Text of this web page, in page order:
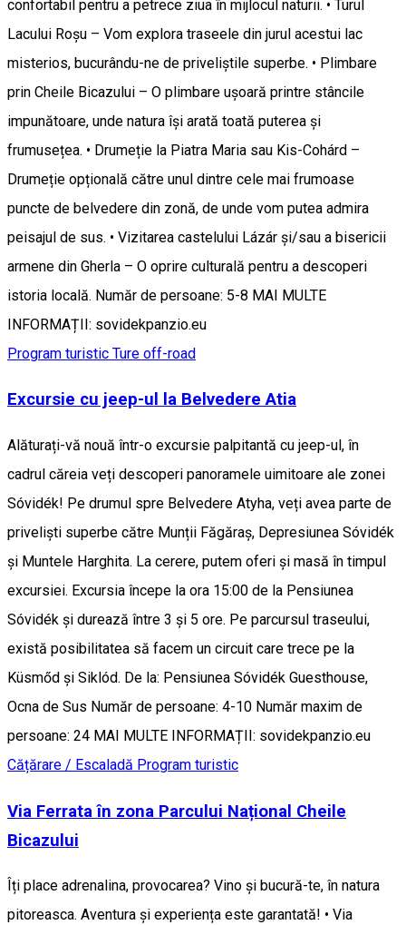
confortabil pentru a petrece ziua în mijlocul naturii. • Turul
Lacului Roșu – Vom explora traseele din jurul acestui lac
misterios, bucurându-ne de priveliștile superbe. • Plimbare
prin Cheile Bicazului – O plimbare ușoară printre stâncile
impunătoare, unde natura își arată toată puterea și
frumusețea. • Drumeție la Piatra Maria sau Kis-Cohárd –
Drumeție opțională către unul dintre cele mai frumoase
puncte de belvedere din zonă, de unde vom putea admira
peisajul de sus. • Vizitarea castelului Lázár și/sau a bisericii
armene din Gherla – O oprire culturală pentru a descoperi
istoria locală. Număr de persoane: 5-8 MAI MULTE
INFORMAȚII: sovidekpanzio.eu
Program turistic Ture off-road
Excursie cu jeep-ul la Belvedere Atia
Alăturați-vă nouă într-o excursie palpitantă cu jeep-ul, în
cadrul căreia veți descoperi panoramele uimitoare ale zonei
Sóvidék! Pe drumul spre Belvedere Atyha, veți avea parte de
priveliști superbe către Munții Făgăraș, Depresiunea Sóvidék
și Muntele Harghita. La cerere, putem oferi și masă în timpul
excursiei. Excursia începe la ora 15:00 de la Pensiunea
Sóvidék și durează între 3 și 5 ore. Pe parcursul traseului,
există posibilitatea să facem un circuit care trece pe la
Küsmőd și Siklód. De la: Pensiunea Sóvidék Guesthouse,
Ocna de Sus Număr de persoane: 4-10 Număr maxim de
persoane: 24 MAI MULTE INFORMAȚII: sovidekpanzio.eu
Cățărare / Escaladă Program turistic
Via Ferrata în zona Parcului Național Cheile
Bicazului
Îți place adrenalina, provocarea? Vino și bucură-te, în natura
pitoreasca. Aventura și experiența este garantată! • Via